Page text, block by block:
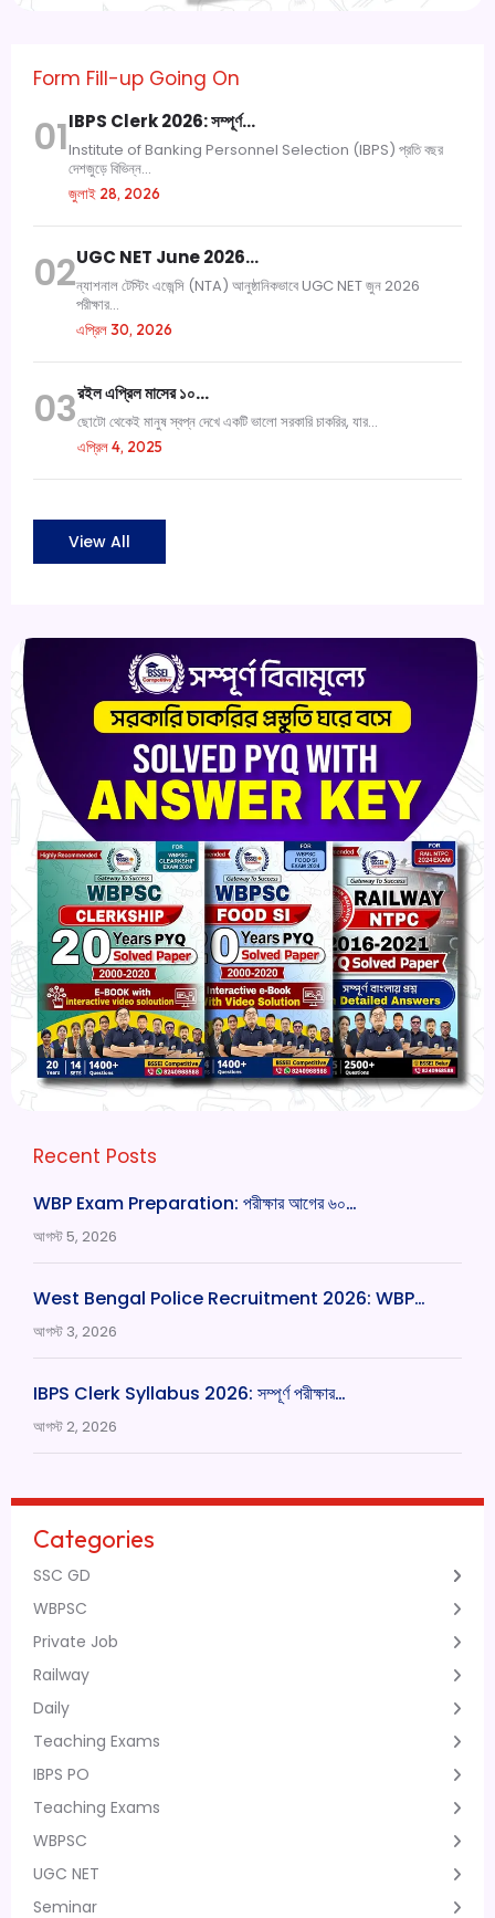
Form Fill-up Going On
01IBPS Clerk 2026: সম্পূর্ণ…
Institute of Banking Personnel Selection (IBPS) প্রতি বছর
দেশজুড়ে বিভিন্ন...
জুলাই 28, 2026
02UGC NET June 2026…
ন্যাশনাল টেস্টিং এজেন্সি (NTA) আনুষ্ঠানিকভাবে UGC NET জুন 2026
পরীক্ষার...
এপ্রিল 30, 2026
03রইল এপ্রিল মাসের ১০…
ছোটো থেকেই মানুষ স্বপ্ন দেখে একটি ভালো সরকারি চাকরির, যার...
এপ্রিল 4, 2025
View All
Recent Posts
WBP Exam Preparation: পরীক্ষার আগের ৬০…
আগস্ট 5, 2026
West Bengal Police Recruitment 2026: WBP…
আগস্ট 3, 2026
IBPS Clerk Syllabus 2026: সম্পূর্ণ পরীক্ষার…
আগস্ট 2, 2026
Categories
SSC GD
WBPSC
Private Job
Railway
Daily
Teaching Exams
IBPS PO
Teaching Exams
WBPSC
UGC NET
Seminar